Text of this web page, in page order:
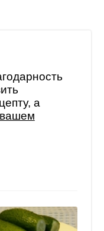
а
вашем